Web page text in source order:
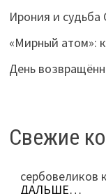
Ирония и судьба
«Мирный атом»:
День
Свежие
сербовеликов к
ДАЛЬШЕ…